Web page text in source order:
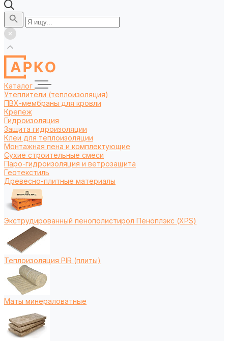
Каталог
Утеплители (теплоизоляция)
ПВХ-мембраны для кровли
Крепеж
Гидроизоляция
Защита гидроизоляции
Клеи для теплоизоляции
Монтажная пена и комплектующие
Сухие строительные смеси
Паро-гидроизоляция и ветрозащита
Геотекстиль
Древесно-плитные материалы
Экструдированный пенополистирол Пеноплэкс (XPS)
Теплоизоляция PIR (плиты)
Маты минераловатные